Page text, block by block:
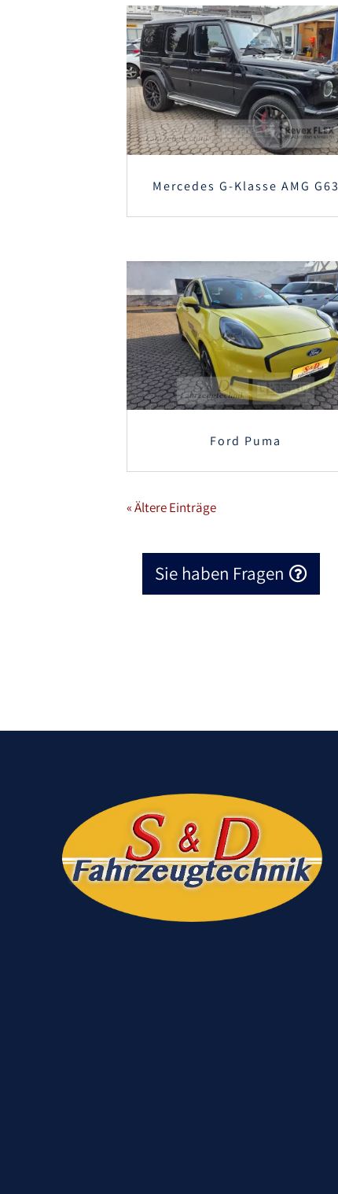
Mercedes G-Klasse AMG G63
Ford Puma
« Ältere Einträge
Sie haben Fragen